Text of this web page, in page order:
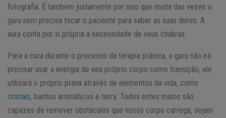
fotografia. É também justamente por isso que muita das vezes o
guru nem precisa tocar o paciente para saber as suas dores. A
aura conta por si própria a necessidade de seus chakras.
Para a cura durante o processo da terapia prânica, o guru não irá
precisar usar a energia de seu próprio corpo como transição, ele
utilizará o próprio prana através de elementos da vida, como
cristais, banhos aromáticos e terra. Todos estes meios são
capazes de remover obstáculos que nosso corpo carrega, sejam